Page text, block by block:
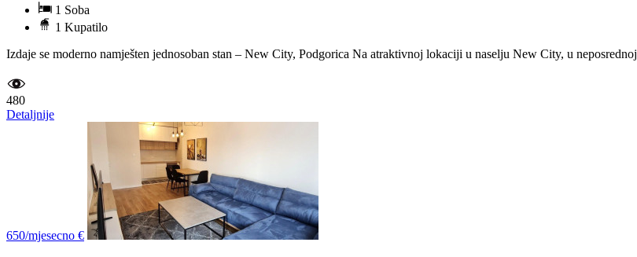
1 Soba
1 Kupatilo
Izdaje se moderno namješten jednosoban stan – New City, Podgorica Na atraktivnoj lokaciji u naselju New City, u
480
Detaljnije
650/mjesecno €